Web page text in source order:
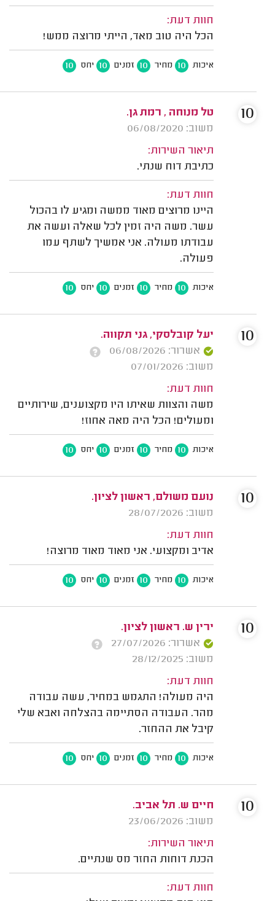
חוות דעת:
הכל היה טוב מאד, הייתי מרוצה ממש!
איכות 10 מחיר 10 זמנים 10 יחס 10
טל מנוחה , רמת גן.
משוב: 06/08/2020
תיאור השירות:
כתיבת דוח שנתי.
חוות דעת:
היינו מרוצים מאוד ממשה ומגיע לו בהכול
עשר. משה היה זמין לכל שאלה ועשה את
עבודתו מעולה. אני אמשיך לשתף עמו
פעולה.
איכות 10 מחיר 10 זמנים 10 יחס 10
10
יעל קובלסקי, גני תקווה.
אשרור: 06/08/2026
משוב: 07/01/2026
חוות דעת:
משה והצוות שאיתו היו מקצוענים, שירותיים
ומעולים! הכל היה מאה אחוז!
איכות 10 מחיר 10 זמנים 10 יחס 10
10
נועם משולם, ראשון לציון.
משוב: 28/07/2026
חוות דעת:
אדיב ומקצועי. אני מאוד מאוד מרוצה!
איכות 10 מחיר 10 זמנים 10 יחס 10
10
ירין ש. ראשון לציון.
אשרור: 27/07/2026
משוב: 28/12/2025
חוות דעת:
היה מעולה! התגמש במחיר, עשה עבודה
מהר. העבודה הסתיימה בהצלחה ואבא שלי
קיבל את ההחזר.
איכות 10 מחיר 10 זמנים 10 יחס 10
10
חיים ש. תל אביב.
משוב: 23/06/2026
תיאור השירות:
הכנת דוחות החזר מס שנתיים.
חוות דעת:
10